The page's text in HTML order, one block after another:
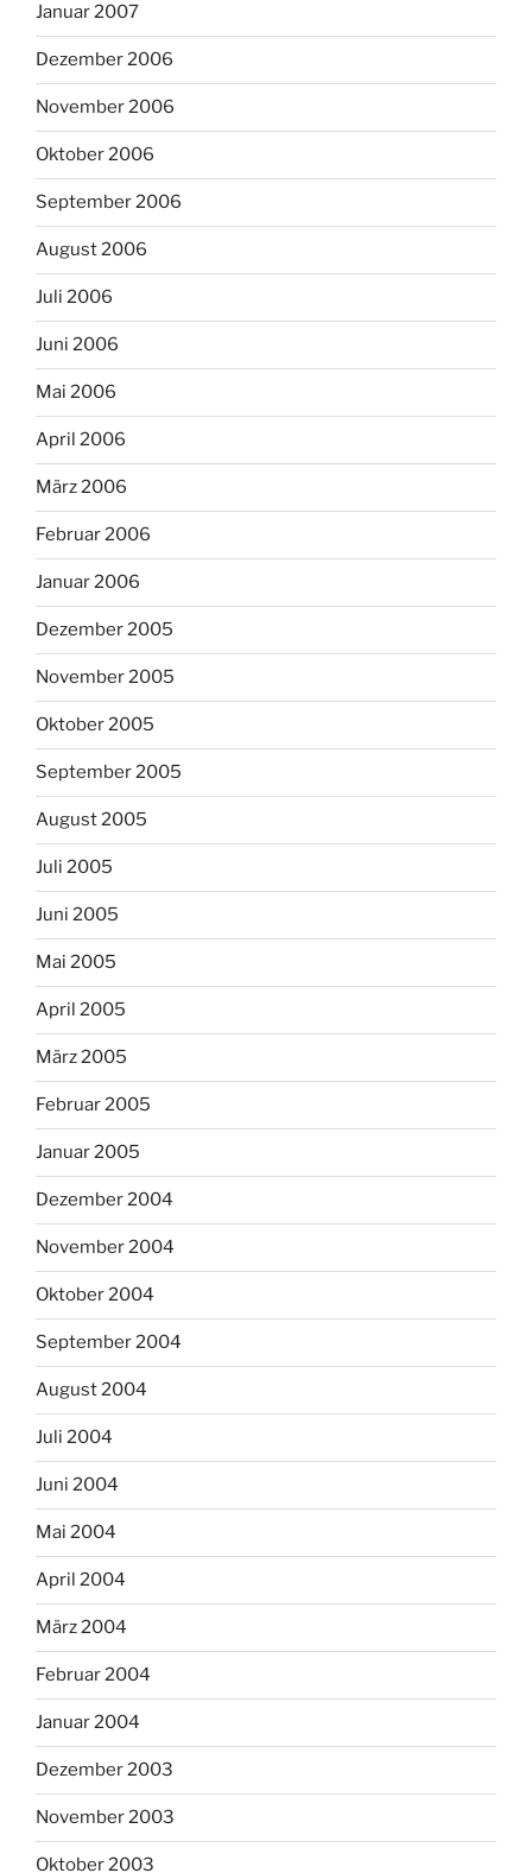
Januar 2007
Dezember 2006
November 2006
Oktober 2006
September 2006
August 2006
Juli 2006
Juni 2006
Mai 2006
April 2006
März 2006
Februar 2006
Januar 2006
Dezember 2005
November 2005
Oktober 2005
September 2005
August 2005
Juli 2005
Juni 2005
Mai 2005
April 2005
März 2005
Februar 2005
Januar 2005
Dezember 2004
November 2004
Oktober 2004
September 2004
August 2004
Juli 2004
Juni 2004
Mai 2004
April 2004
März 2004
Februar 2004
Januar 2004
Dezember 2003
November 2003
Oktober 2003